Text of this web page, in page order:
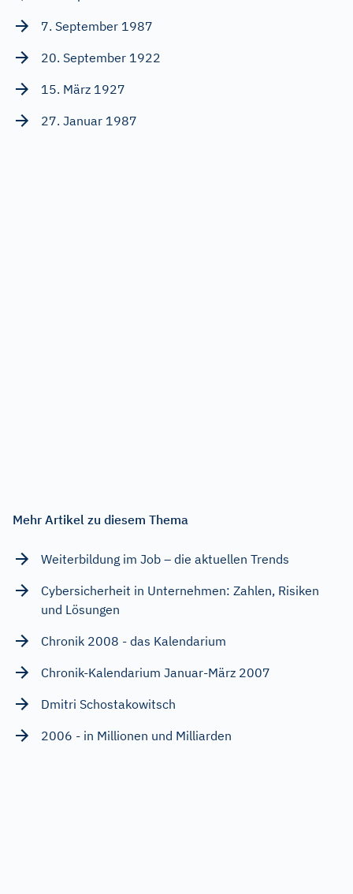
7. September 1987
20. September 1922
15. März 1927
27. Januar 1987
Mehr Artikel zu diesem Thema
Weiterbildung im Job – die aktuellen Trends
Cybersicherheit in Unternehmen: Zahlen, Risiken
und Lösungen
Chronik 2008 - das Kalendarium
Chronik-Kalendarium Januar-März 2007
Dmitri Schostakowitsch
2006 - in Millionen und Milliarden